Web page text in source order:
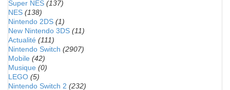
Super NES (137)
NES (138)
Nintendo 2DS (1)
New Nintendo 3DS (11)
Actualité (111)
Nintendo Switch (2907)
Mobile (42)
Musique (0)
LEGO (5)
Nintendo Switch 2 (232)